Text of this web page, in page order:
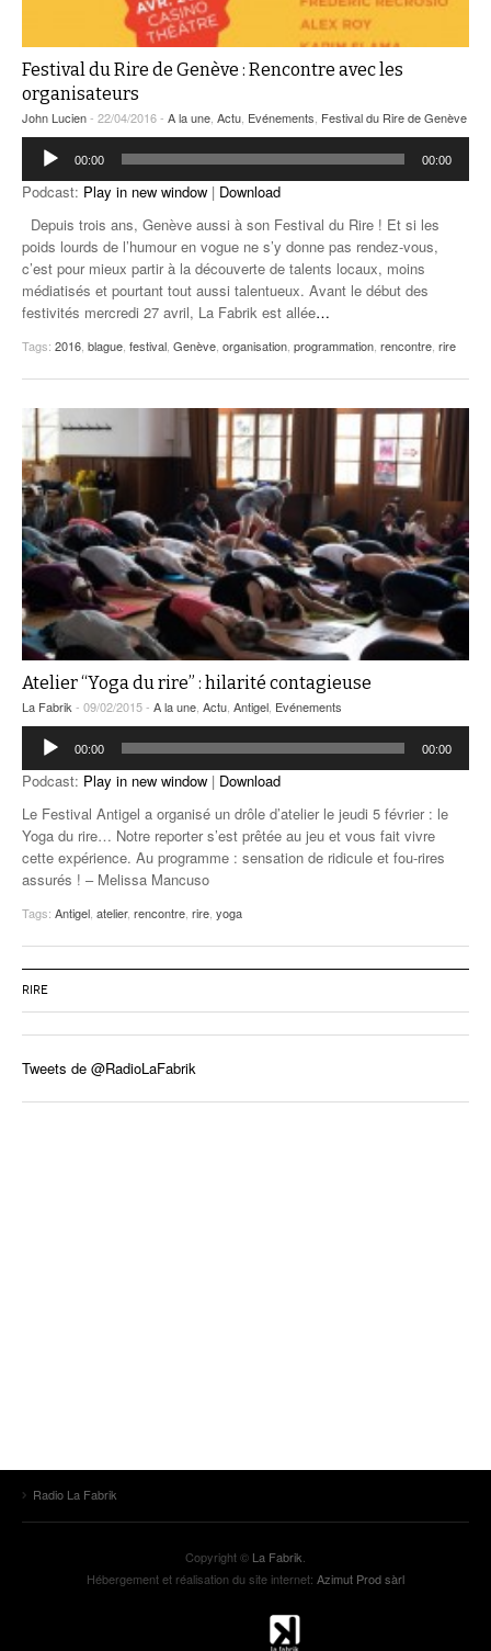
Festival du Rire de Genève : Rencontre avec les
organisateurs
John Lucien- 22/04/2016 - A la une Actu Evénements Festival du Rire de Genève
Lecteur
audio
00:00 00:00
Podcast: Play in new window | Download
Depuis trois ans, Genève aussi à son Festival du Rire ! Et si les
poids lourds de l’humour en vogue ne s’y donne pas rendez-vous,
c’est pour mieux partir à la découverte de talents locaux, moins
médiatisés et pourtant tout aussi talentueux. Avant le début des
festivités mercredi 27 avril, La Fabrik est allée…
Tags: 2016 blague festival Genève organisation programmation rencontre rire
Atelier “Yoga du rire” : hilarité contagieuse
La Fabrik- 09/02/2015 - A la une, Actu, Antigel, Evénements
Lecteur
audio
00:00 00:00
Podcast: Play in new window | Download
Le Festival Antigel a organisé un drôle d’atelier le jeudi 5 février : le
Yoga du rire… Notre reporter s’est prêtée au jeu et vous fait vivre
cette expérience. Au programme : sensation de ridicule et fou-rires
assurés ! – Melissa Mancuso
Tags: Antigel, atelier, rencontre, rire, yoga
RIRE
Tweets de @RadioLaFabrik
Radio La Fabrik
Copyright © La Fabrik.
Hébergement et réalisation du site internet: Azimut Prod sàrl